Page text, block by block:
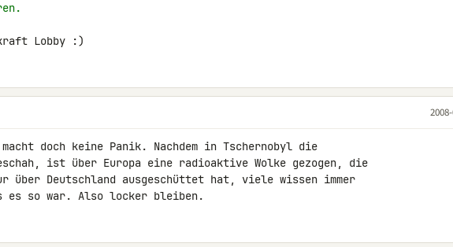
Lobby :)
doch keine Panik. Nachdem in Tschernobyl die
ist über Europa eine radioaktive Wolke gezogen, die
über Deutschland ausgeschüttet hat, viele wissen immer
es so war. Also locker bleiben.